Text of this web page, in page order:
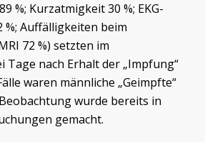
%; Kurzatmigkeit 30 %; EKG-
Auffälligkeiten beim
72 %) setzten im
Tage nach Erhalt der „Impfung“
waren männliche „Geimpfte“
wurde bereits in
gemacht.